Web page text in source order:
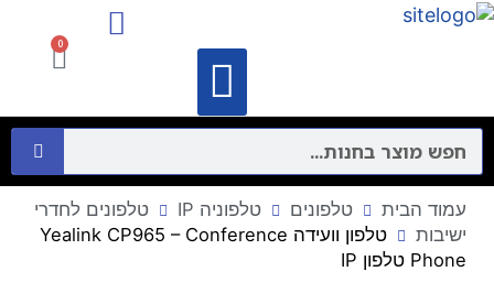
0
עמוד הבית טלפונים טלפוניה IP
טלפונים לחדרי
ישיבות
טלפון וועידה Yealink CP965 – Conference
Phone טלפון IP